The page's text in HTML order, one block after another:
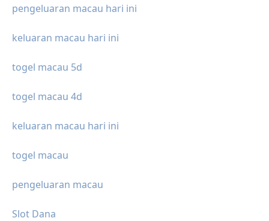
pengeluaran macau hari ini
keluaran macau hari ini
togel macau 5d
togel macau 4d
keluaran macau hari ini
togel macau
pengeluaran macau
Slot Dana